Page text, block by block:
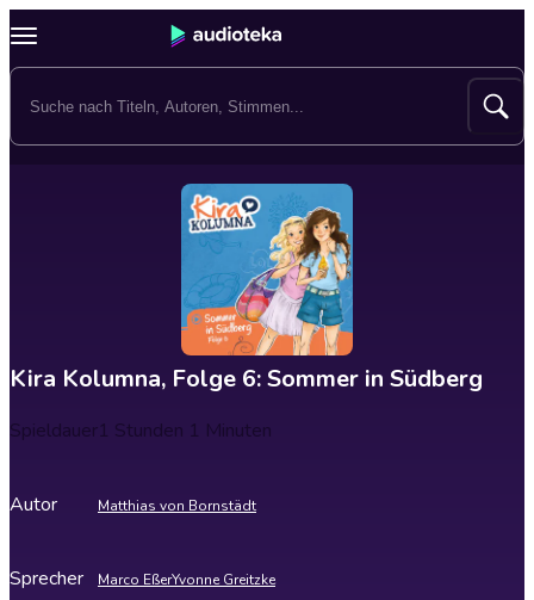
Kira Kolumna, Folge 6: Sommer in Südberg
Spieldauer1 Stunden 1 Minuten
Autor Matthias von Bornstädt
Sprecher Marco EßerYvonne Greitzke